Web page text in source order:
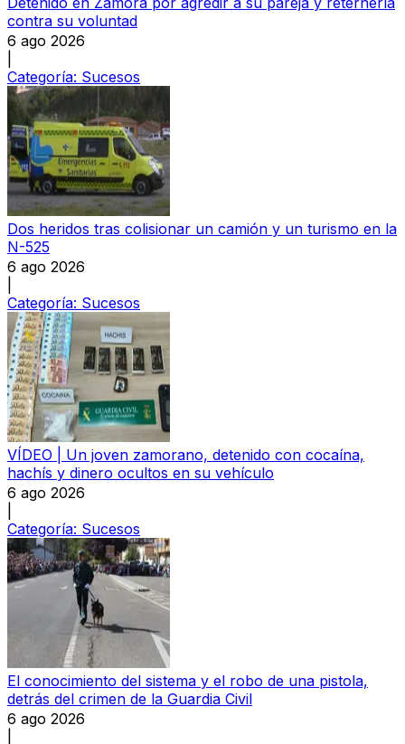
contra su voluntad
6 ago 2026
Categoría: Sucesos
Dos heridos tras colisionar un camión y un turismo en la
N-525
6 ago 2026
Categoría: Sucesos
VÍDEO | Un joven zamorano, detenido con cocaína,
hachís y dinero ocultos en su vehículo
6 ago 2026
Categoría: Sucesos
El conocimiento del sistema y el robo de una pistola,
detrás del crimen de la Guardia Civil
6 ago 2026